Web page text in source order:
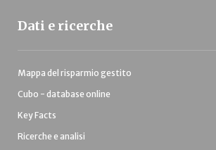
Dati e ricerche
Mappa del risparmio gestito
Cubo - database online
Key Facts
Ricerche e analisi